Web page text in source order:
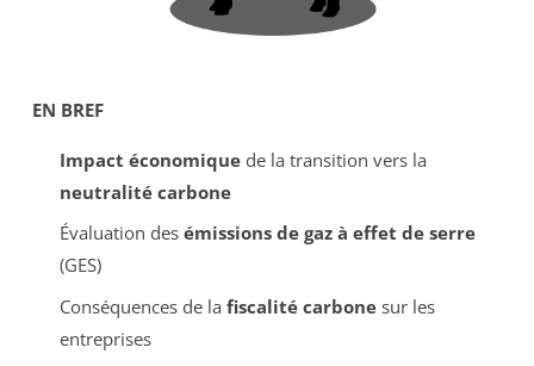
EN BREF
Impact économiquede la transition vers la
neutralité carbone
Évaluation des émissions de gaz à effet de serre
(GES)
Conséquences de la fiscalité carbonesur les
entreprises